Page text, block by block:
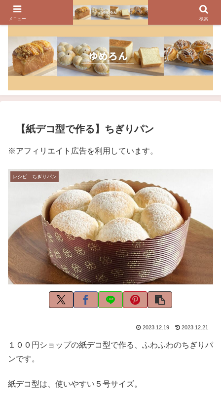
パンのレシピ、パン作りの疑問や美味しく焼けるコツを紹介しています
【紙デコ型で作る】ちぎりパン
※アフィリエイト広告を利用しています。
レシピ ちぎりパン
2023.12.19 2023.12.21
１００円ショップの紙デコ型で作る、ふわふわのちぎりパ
ンです。
紙デコ型は、使いやすい５号サイズ。
メニュー 検索